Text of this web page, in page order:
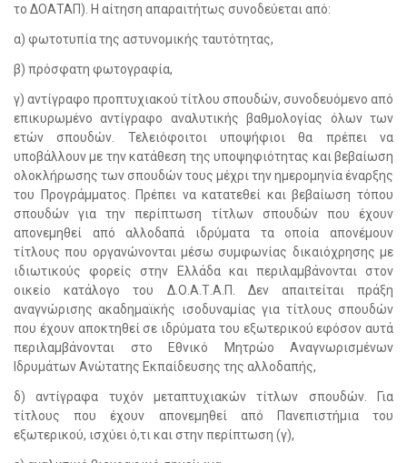
το ΔΟΑΤΑΠ). Η αίτηση απαραιτήτως συνοδεύεται από:
α) φωτοτυπία της αστυνομικής ταυτότητας,
β) πρόσφατη φωτογραφία,
γ) αντίγραφο προπτυχιακού τίτλου σπουδών, συνοδευόμενο από
επικυρωμένο αντίγραφο αναλυτικής βαθμολογίας όλων των
ετών σπουδών. Τελειόφοιτοι υποψήφιοι θα πρέπει να
υποβάλλουν με την κατάθεση της υποψηφιότητας και βεβαίωση
ολοκλήρωσης των σπουδών τους μέχρι την ημερομηνία έναρξης
του Προγράμματος. Πρέπει να κατατεθεί και βεβαίωση τόπου
σπουδών για την περίπτωση τίτλων σπουδών που έχουν
απονεμηθεί από αλλοδαπά ιδρύματα τα οποία απονέμουν
τίτλους που οργανώνονται μέσω συμφωνίας δικαιόχρησης με
ιδιωτικούς φορείς στην Ελλάδα και περιλαμβάνονται στον
οικείο κατάλογο του Δ.Ο.Α.Τ.Α.Π. Δεν απαιτείται πράξη
αναγνώρισης ακαδημαϊκής ισοδυναμίας για τίτλους σπουδών
που έχουν αποκτηθεί σε ιδρύματα του εξωτερικού εφόσον αυτά
περιλαμβάνονται στο Εθνικό Μητρώο Αναγνωρισμένων
Ιδρυμάτων Ανώτατης Εκπαίδευσης της αλλοδαπής,
δ) αντίγραφα τυχόν μεταπτυχιακών τίτλων σπουδών. Για
τίτλους που έχουν απονεμηθεί από Πανεπιστήμια του
εξωτερικού, ισχύει ό,τι και στην περίπτωση (γ),